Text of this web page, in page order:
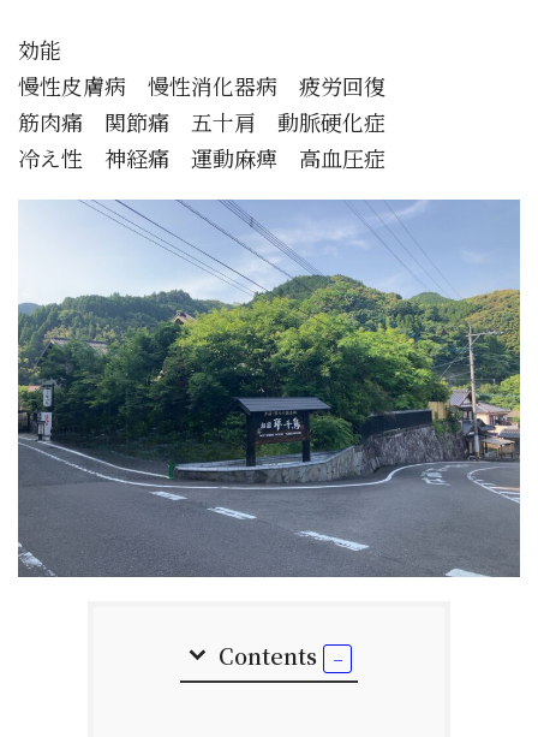
効能
慢性皮膚病 慢性消化器病 疲労回復
筋肉痛 関節痛 五十肩 動脈硬化症
冷え性 神経痛 運動麻痺 高血圧症
Contents